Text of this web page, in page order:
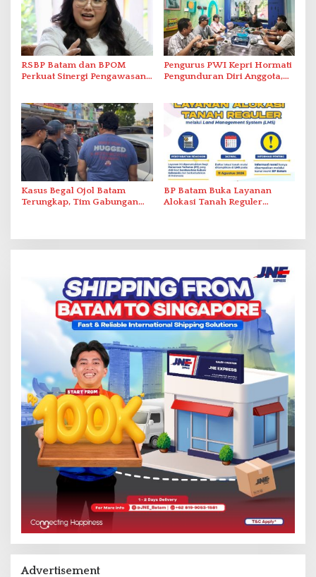
RSBP Batam dan BPOM
Perkuat Sinergi Pengawasan
Pengurus PWI Kepri Hormati
Pengunduran Diri Anggota,
Kasus Begal Ojol Batam
Terungkap, Tim Gabungan
BP Batam Buka Layanan
Alokasi Tanah Reguler
Advertisement